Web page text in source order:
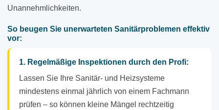
Unannehmlichkeiten.
So beugen Sie unerwarteten Sanitärproblemen effektiv
vor:
1. Regelmäßige Inspektionen durch den Profi:
Lassen Sie Ihre Sanitär- und Heizsysteme
mindestens einmal jährlich von einem Fachmann
prüfen – so können kleine Mängel rechtzeitig